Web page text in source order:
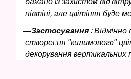
бажано із захистом від
півтіні, але цвітіння буде
Застосування : Відмінно
створення "килимового"
декорування вертикальних